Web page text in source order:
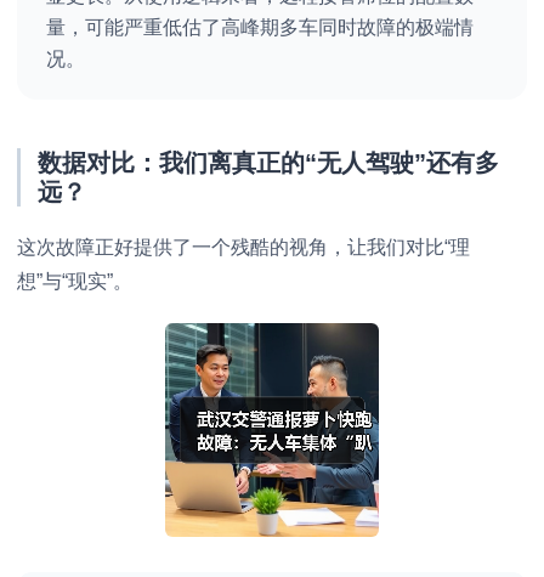
量，可能严重低估了高峰期多车同时故障的极端情
况。
数据对比：我们离真正的“无人驾驶”还有多
远？
这次故障正好提供了一个残酷的视角，让我们对比“理
想”与“现实”。